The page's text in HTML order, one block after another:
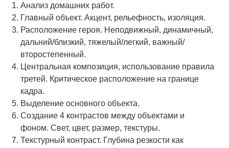
Анализ домашних работ.
Главный объект. Акцент, рельефность, изоляция.
Расположение героя. Неподвижный, динамичный,
дальний/близкий, тяжелый/легкий, важный/
второстепенный.
Центральная композиция, использование правила
третей. Критическое расположение на границе
кадра.
Выделение основного объекта.
Создание 4 контрастов между объектами и
фоном. Свет, цвет, размер, текстуры.
Текстурный контраст. Глубина резкости как